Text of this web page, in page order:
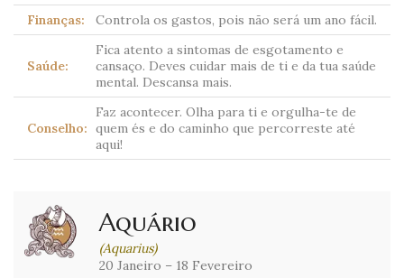
Finanças:
Controla os gastos, pois não será um ano fácil.
Saúde:
Fica atento a sintomas de esgotamento e
cansaço. Deves cuidar mais de ti e da tua saúde
mental. Descansa mais.
Conselho:
Faz acontecer. Olha para ti e orgulha-te de
quem és e do caminho que percorreste até
aqui!
Aquário
(Aquarius)
20 Janeiro – 18 Fevereiro